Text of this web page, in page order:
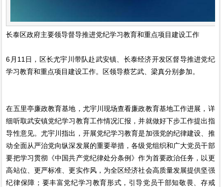
长泰区政府主要领导督导推进党纪学习教育和重点项目建设工作
6月11日，区长尤宇川带队赴武安镇、长泰经济开发区督导推进党纪
学习教育和重点项目建设工作。区领导蔡艺武、梁真分别参加。
在五里亭廉政教育基地，尤宇川现场查看廉政教育基地工作进展，详
细听取武安镇党纪学习教育工作情况汇报，并就做好下步工作提出指
导性意见。尤宇川指出，开展党纪学习教育是加强党的纪律建设、推
动全面从严治党向纵深发展的重要举措，各级党组织和广大党员干部
要把学习贯彻《中国共产党纪律处分条例》作为首要政治任务，以更
高站位、更严标准、更实作风，为全区经济社会高质量发展提供坚强
纪律保障；要丰富党纪学习教育形式，引导党员干部知敬畏、存戒